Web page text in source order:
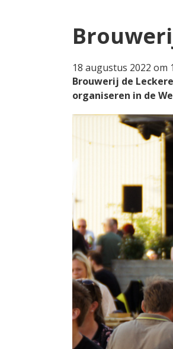
18 augustus 2022 om
Brouwerij de
organiseren in de